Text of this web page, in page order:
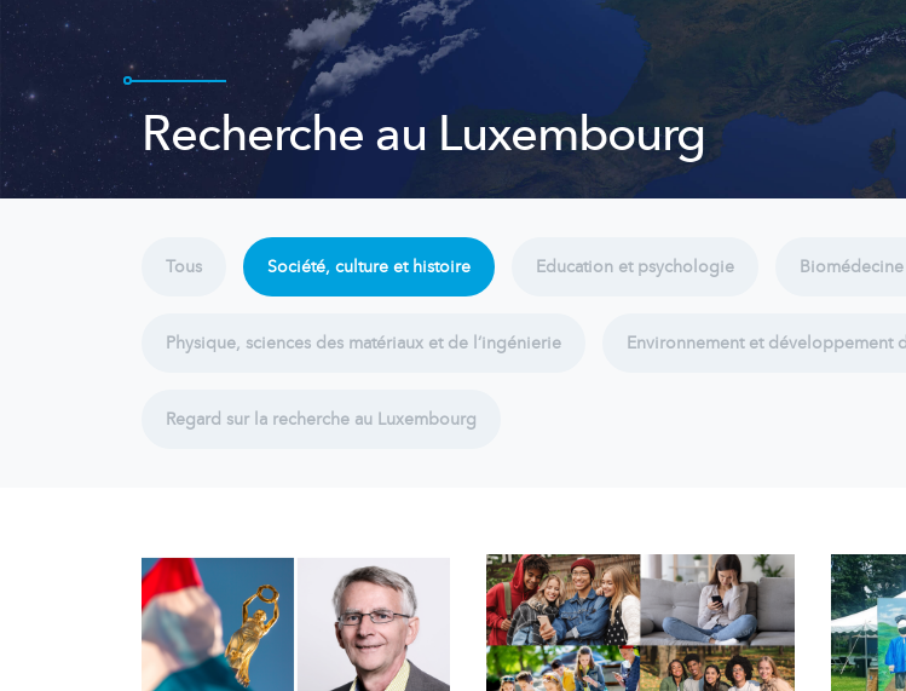
Recherche au Luxembourg
Tous Société, culture et histoire Education et psychologie
Physique, sciences des matériaux et de l‘ingénierie Environnement et développement
Regard sur la recherche au Luxembourg